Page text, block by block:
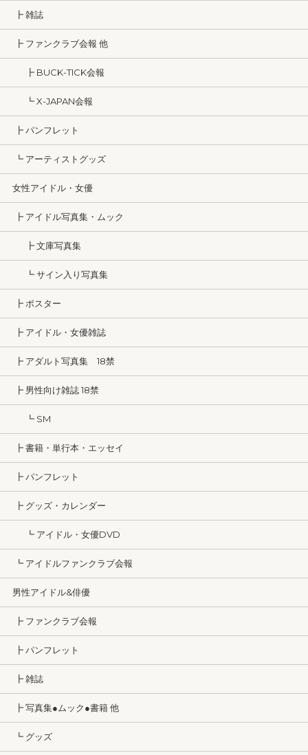
┣ 雑誌
┣ ファンクラブ会報 他
┣ BUCK-TICK会報
┗ X-JAPAN会報
┣ パンフレット
┗ アーティストグッズ
女性アイドル・女優
┣ アイドル写真集・ムック
┣ 文庫写真集
┗ サイン入り写真集
┣ ポスター
┣ アイドル・女優雑誌
┣ アダルト写真集 18禁
┣ 男性向け雑誌 18禁
┗ SM
┣ 書籍・単行本・エッセイ
┣ パンフレット
┣ グッズ・カレンダー
┗ アイドル・女優DVD
┗ アイドルファンクラブ会報
男性アイドル&俳優
┣ ファンクラブ会報
┣ パンフレット
┣ 雑誌
┣ 写真集●ムック●書籍 他
┗ グッズ